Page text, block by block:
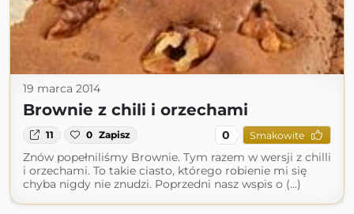
19 marca 2014
Brownie z chili i orzechami
11 0 Zapisz 0 Smakowite
Znów popełniliśmy Brownie. Tym razem w wersji z chilli
i orzechami. To takie ciasto, którego robienie mi się
chyba nigdy nie znudzi. Poprzedni nasz wspis o (...)